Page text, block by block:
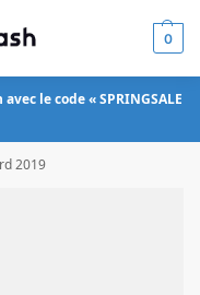
0
le code « SPRINGSALE
2019